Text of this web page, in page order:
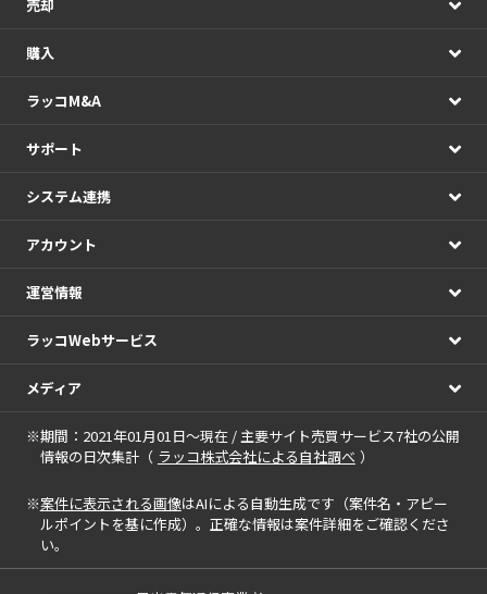
売却
購入
ラッコM&A
サポート
システム連携
アカウント
運営情報
ラッコWebサービス
メディア
※期間：2021年01月01日～現在 / 主要サイト売買サービス7社の公開
情報の日次集計（ ラッコ株式会社による自社調べ ）
※案件に表示される画像はAIによる自動生成です（案件名・アピー
ルポイントを基に作成）。正確な情報は案件詳細をご確認くださ
い。